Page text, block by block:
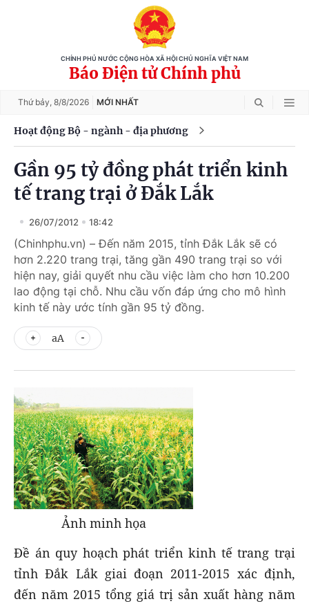
CHÍNH PHỦ NƯỚC CỘNG HÒA XÃ HỘI CHỦ NGHĨA VIỆT NAM
Báo Điện tử Chính phủ
Thứ bảy, 8/8/2026 MỚI NHẤT
Hoạt động Bộ - ngành - địa phương
Gần 95 tỷ đồng phát triển kinh
tế trang trại ở Đắk Lắk
26/07/2012 18:42
(Chinhphu.vn) – Đến năm 2015, tỉnh Đắk Lắk sẽ có
hơn 2.220 trang trại, tăng gần 490 trang trại so với
hiện nay, giải quyết nhu cầu việc làm cho hơn 10.200
lao động tại chỗ. Nhu cầu vốn đáp ứng cho mô hình
kinh tế này ước tính gần 95 tỷ đồng.
aA
Ảnh minh họa
Đề án quy hoạch phát triển kinh tế trang trại
tỉnh Đắk Lắk giai đoạn 2011-2015 xác định,
đến năm 2015 tổng giá trị sản xuất hàng năm